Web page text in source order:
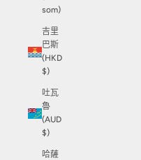
som)
吉里
巴斯
(HKD
$)
吐瓦
魯
(AUD
$)
哈薩